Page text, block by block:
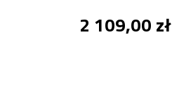
2 109,00 zł